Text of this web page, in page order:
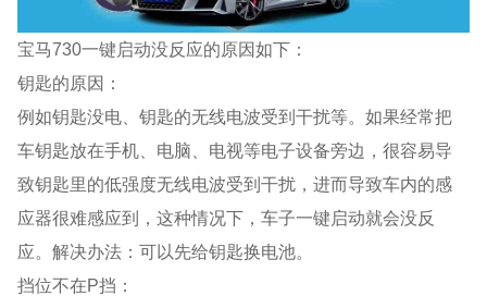
宝马730一键启动没反应的原因如下：
钥匙的原因：
例如钥匙没电、钥匙的无线电波受到干扰等。如果经常把
车钥匙放在手机、电脑、电视等电子设备旁边，很容易导
致钥匙里的低强度无线电波受到干扰，进而导致车内的感
应器很难感应到，这种情况下，车子一键启动就会没反
应。解决办法：可以先给钥匙换电池。
挡位不在P挡：